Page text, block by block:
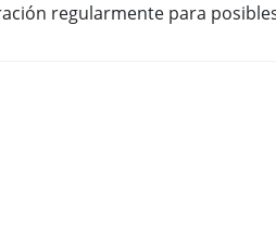
regularmente para